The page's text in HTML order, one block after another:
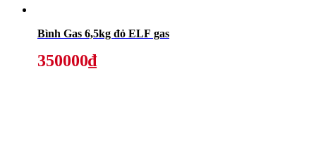
Bình Gas 6,5kg đỏ ELF gas
350000₫